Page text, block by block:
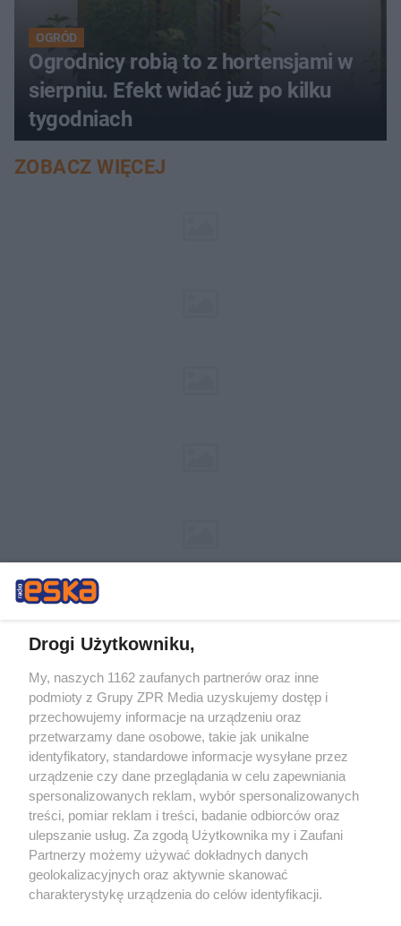
OGRÓD
Ogrodnicy robią to z hortensjami w
sierpniu. Efekt widać już po kilku
tygodniach
ZOBACZ WIĘCEJ
Żaden utwór zamieszczony w serwisie nie może być powielany i
rozpowszechniany lub dalej rozpowszechniany w jakikolwiek sposób (w
tym także elektroniczny lub mechaniczny) na jakimkolwiek polu
eksploatacji w jakiejkolwiek formie, włącznie z umieszczaniem w
Internecie bez pisemnej zgody właściciela praw. Jakiekolwiek użycie lub
wykorzystanie utworów w całości lub w części z naruszeniem prawa,
tzn. bez właściwej zgody, jest zabronione pod groźbą kary i może być
ścigane prawnie.
Drogi Użytkowniku,
My, naszych 1162 zaufanych partnerów oraz inne
podmioty z Grupy ZPR Media uzyskujemy dostęp i
przechowujemy informacje na urządzeniu oraz
przetwarzamy dane osobowe, takie jak unikalne
identyfikatory, standardowe informacje wysyłane przez
urządzenie czy dane przeglądania w celu zapewniania
spersonalizowanych reklam, wybór spersonalizowanych
treści, pomiar reklam i treści, badanie odbiorców oraz
ulepszanie usług. Za zgodą Użytkownika my i Zaufani
Partnerzy możemy używać dokładnych danych
geolokalizacyjnych oraz aktywnie skanować
charakterystykę urządzenia do celów identyfikacji.